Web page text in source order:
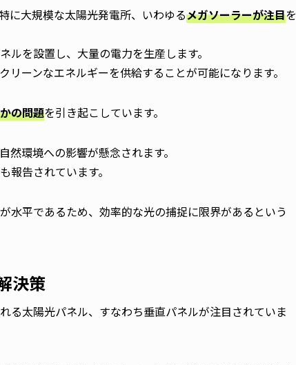
に大規模な太陽光発電所、いわゆるメガソーラーが注目を
を設置し、大量の電力を生産します。
ーンなエネルギーを供給することが可能になります。
の問題を引き起こしています。
然環境への影響が懸念されます。
報告されています。
水平であるため、効率的な光の捕捉に限界があるという
決策
る太陽光パネル、すなわち垂直パネルが注目されていま